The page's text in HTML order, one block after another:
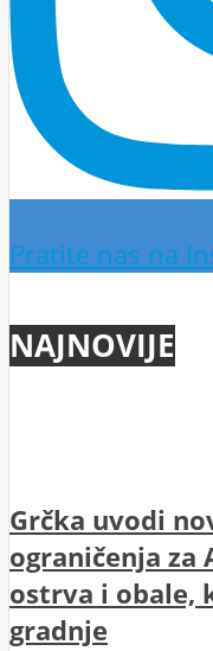
Pratite nas na
NAJNOVIJE
Grčka uvodi
ograničenja za
ostrva i obale,
gradnje